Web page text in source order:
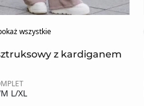
wszystkie
z kardiganem
L/XL